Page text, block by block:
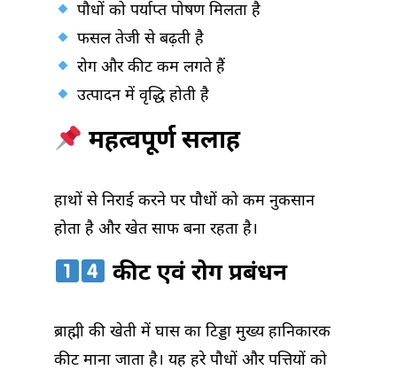
पौधों को पर्याप्त पोषण मिलता है
फसल तेजी से बढ़ती है
रोग और कीट कम लगते हैं
उत्पादन में वृद्धि होती है
महत्वपूर्ण सलाह
हाथों से निराई करने पर पौधों को कम नुकसान
होता है और खेत साफ बना रहता है।
कीट एवं रोग प्रबंधन
ब्राह्मी की खेती में घास का टिड्डा मुख्य हानिकारक
कीट माना जाता है। यह हरे पौधों और पत्तियों को